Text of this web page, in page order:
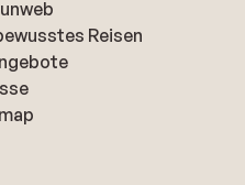
Reisen